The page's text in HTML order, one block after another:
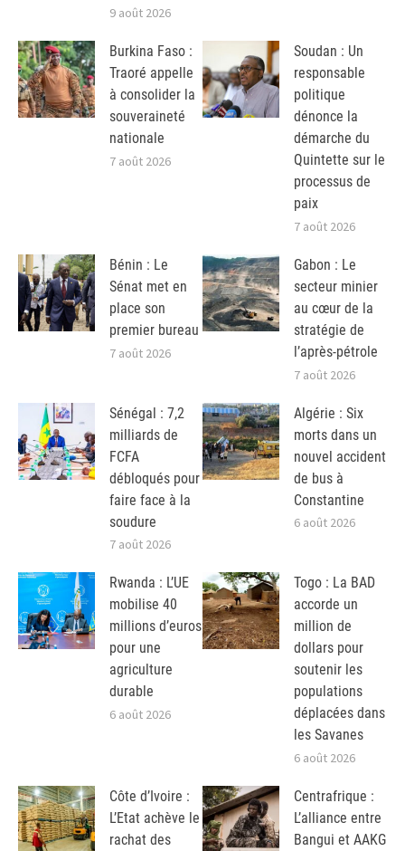
9 août 2026
Burkina Faso :
Traoré appelle
à consolider la
souveraineté
nationale
7 août 2026
Soudan : Un
responsable
politique
dénonce la
démarche du
Quintette sur le
processus de
paix
7 août 2026
Bénin : Le
Sénat met en
place son
premier bureau
7 août 2026
Gabon : Le
secteur minier
au cœur de la
stratégie de
l’après-pétrole
7 août 2026
Sénégal : 7,2
milliards de
FCFA
débloqués pour
faire face à la
soudure
7 août 2026
Algérie : Six
morts dans un
nouvel accident
de bus à
Constantine
6 août 2026
Rwanda : L’UE
mobilise 40
millions d’euros
pour une
agriculture
durable
6 août 2026
Togo : La BAD
accorde un
million de
dollars pour
soutenir les
populations
déplacées dans
les Savanes
6 août 2026
Côte d’Ivoire :
L’Etat achève le
rachat des
Centrafrique :
L’alliance entre
Bangui et AAKG